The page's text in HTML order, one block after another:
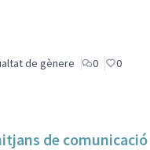
de gènere 0 0
de comunicació